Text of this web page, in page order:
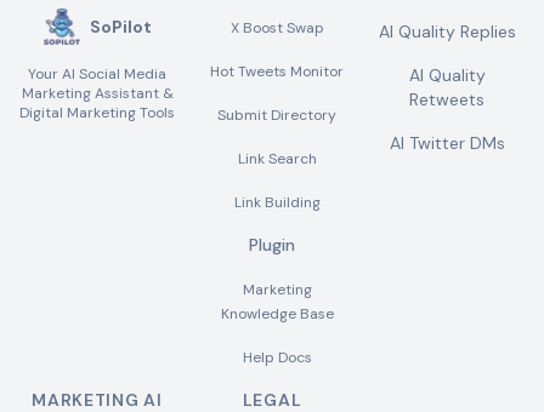
SoPilot
Your AI Social Media
Marketing Assistant &
Digital Marketing Tools
X Boost Swap
Hot Tweets Monitor
Submit Directory
Link Search
Link Building
Plugin
Marketing
Knowledge Base
Help Docs
AI Quality Replies
AI Quality
Retweets
AI Twitter DMs
MARKETING AI
LEGAL